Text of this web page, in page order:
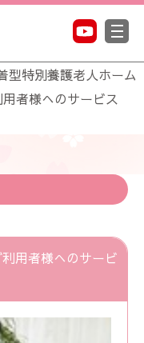
型特別養護老人ホーム
者様へのサービス
用者様へのサービ